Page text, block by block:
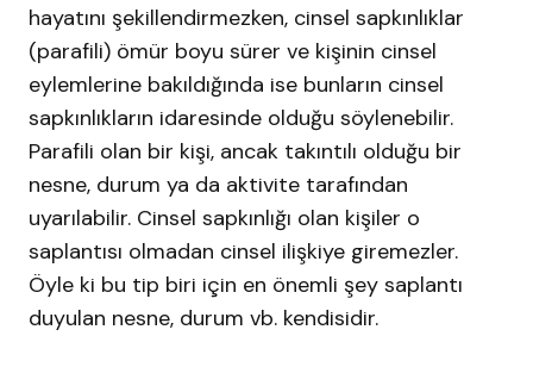
hayatını şekillendirmezken, cinsel sapkınlıklar
(parafili) ömür boyu sürer ve kişinin cinsel
eylemlerine bakıldığında ise bunların cinsel
sapkınlıkların idaresinde olduğu söylenebilir.
Parafili olan bir kişi, ancak takıntılı olduğu bir
nesne, durum ya da aktivite tarafından
uyarılabilir. Cinsel sapkınlığı olan kişiler o
saplantısı olmadan cinsel ilişkiye giremezler.
Öyle ki bu tip biri için en önemli şey saplantı
duyulan nesne, durum vb. kendisidir.